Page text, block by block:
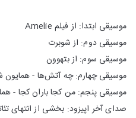
موسیقی ابتدا: از فیلم Amelie
موسیقی دوم: از شوبرت
موسیقی سوم: از بتهوون
موسیقی چهارم: چه آتش‌ها - همایون
موسیقی پنجم: من کجا باران کجا -
صدای آخر اپیزود: بخشی از انتهای